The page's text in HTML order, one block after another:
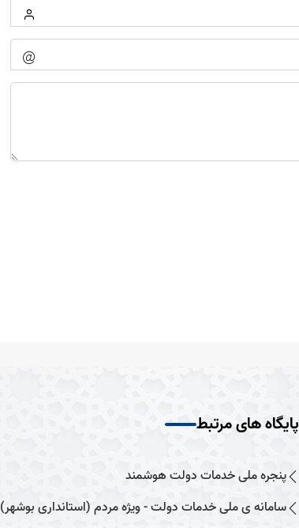
پایگاه های مرتبط
پنجره ملی خدمات دولت هوشمند
سامانه ی ملی خدمات دولت - ویژه مردم (استانداری بوشهر)